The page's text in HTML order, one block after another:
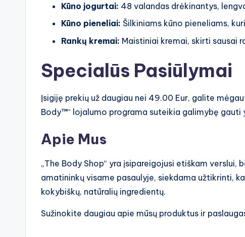
Kūno jogurtai: 48 valandas drėkinantys,
Kūno pieneliai: Šilkiniams kūno pieneliams,
Rankų kremai: Maistiniai kremai, skirti sausai
Specialūs Pasiūlymai
Įsigiję prekių už daugiau nei 49.00 Eur, galite
Body™“ lojalumo programa suteikia galimybę gauti
Apie Mus
„The Body Shop“ yra įsipareigojusi etiškam
amatininkų visame pasaulyje, siekdama užtikrinti,
kokybiškų, natūralių ingredientų.
Sužinokite daugiau apie mūsų produktus ir